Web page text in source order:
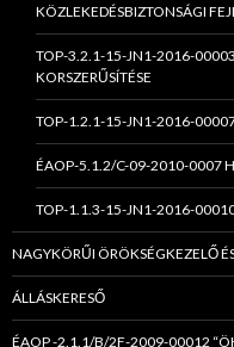
KÖZLEKEDÉSBIZTONSÁGI
TOP-3.2.1-15-JN1-2016-00003
KORSZERŰSÍTÉSE
TOP-1.2.1-15-JN1-2016-00007
ÉAOP-5.1.2/C-09-2010-0007
TOP-1.1.3-15-JN1-2016-00010
NAGYKÖRŰI ÖRÖKSÉGKEZELŐ
ÁLLÁSKERESŐ
ÉAOP -2.1.1/B/2F-2009-00012